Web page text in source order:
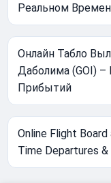
Реальном
Онлайн Табло
Даболима (GOI)
Прибытий
Online Flight
Time Departures &